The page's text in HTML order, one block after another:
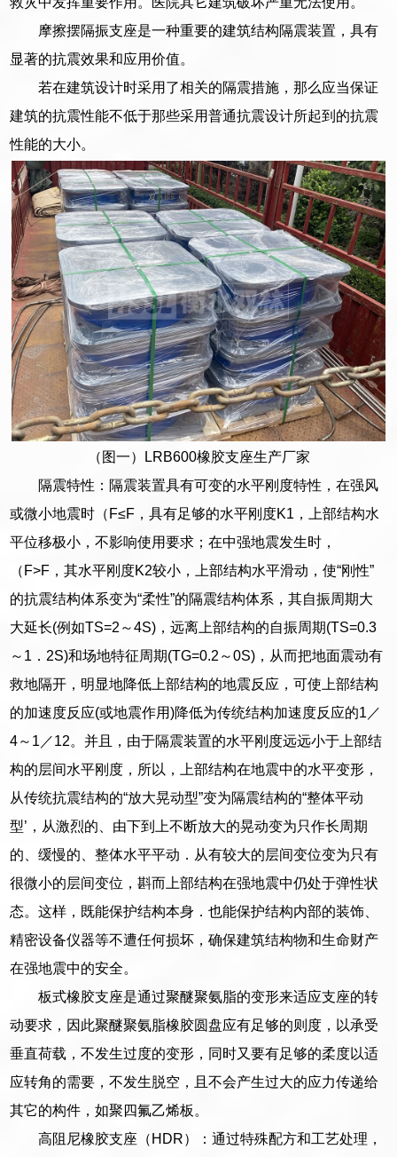
摩擦摆隔振支座是一种重要的建筑结构隔震装置，具有
显著的抗震效果和应用价值。
若在建筑设计时采用了相关的隔震措施，那么应当保证
建筑的抗震性能不低于那些采用普通抗震设计所起到的抗震
性能的大小。
（图一）LRB600橡胶支座生产厂家
隔震特性：隔震装置具有可变的水平刚度特性，在强风
或微小地震时（F≤F，具有足够的水平刚度K1，上部结构水
平位移极小，不影响使用要求；在中强地震发生时，
（F>F，其水平刚度K2较小，上部结构水平滑动，使“刚性”
的抗震结构体系变为“柔性”的隔震结构体系，其自振周期大
大延长(例如TS=2～4S)，远离上部结构的自振周期(TS=0.3
～1．2S)和场地特征周期(TG=0.2～0S)，从而把地面震动有
救地隔开，明显地降低上部结构的地震反应，可使上部结构
的加速度反应(或地震作用)降低为传统结构加速度反应的1／
4～1／12。并且，由于隔震装置的水平刚度远远小于上部结
构的层间水平刚度，所以，上部结构在地震中的水平变形，
从传统抗震结构的“放大晃动型”变为隔震结构的“整体平动
型’，从激烈的、由下到上不断放大的晃动变为只作长周期
的、缓慢的、整体水平平动．从有较大的层间变位变为只有
很微小的层间变位，斟而上部结构在强地震中仍处于弹性状
态。这样，既能保护结构本身．也能保护结构内部的装饰、
精密设备仪器等不遭任何损坏，确保建筑结构物和生命财产
在强地震中的安全。
板式橡胶支座是通过聚醚聚氨脂的变形来适应支座的转
动要求，因此聚醚聚氨脂橡胶圆盘应有足够的则度，以承受
垂直荷载，不发生过度的变形，同时又要有足够的柔度以适
应转角的需要，不发生脱空，且不会产生过大的应力传递给
其它的构件，如聚四氟乙烯板。
高阻尼橡胶支座（HDR）：通过特殊配方和工艺处理，